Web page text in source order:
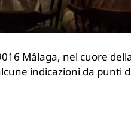
Málaga, nel cuore
indicazioni da punti